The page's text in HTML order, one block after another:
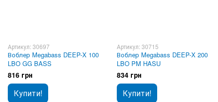
Артикул: 30697
Воблер Megabass DEEP-X 100
LBO GG BASS
816 грн
Купити!
Артикул: 30715
Воблер Megabass DEEP-X 200
LBO PM HASU
834 грн
Купити!